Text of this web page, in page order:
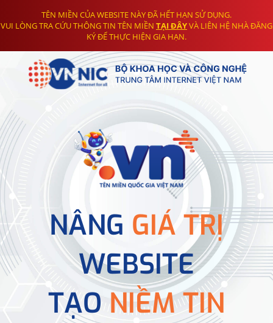
TÊN MIỀN CỦA WEBSITE NÀY ĐÃ HẾT HẠN SỬ DỤNG.
VUI LÒNG TRA CỨU THÔNG TIN TÊN MIỀN TẠI ĐÂYVÀ LIÊN HỆ NHÀ ĐĂNG
KÝ ĐỂ THỰC HIỆN GIA HẠN.
NÂNG GIÁ TRỊ
WEBSITE
TẠONIỀM TIN